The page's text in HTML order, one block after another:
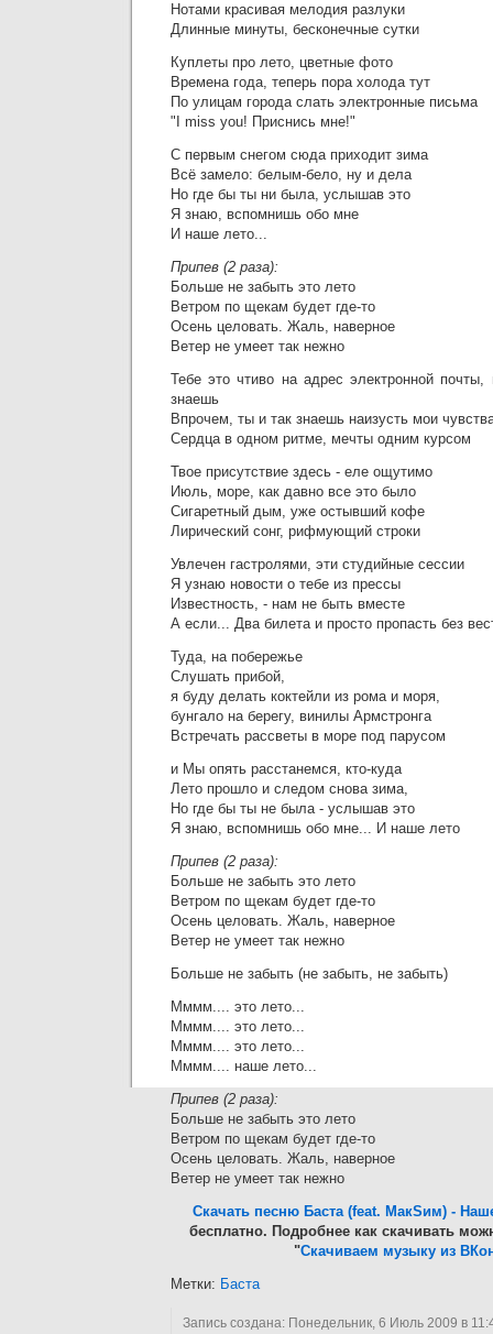
Нотами красивая мелодия разлуки
Длинные минуты, бесконечные сутки
Куплеты про лето, цветные фото
Времена года, теперь пора холода тут
По улицам города слать электронные письма
"I miss you! Приснись мне!"
С первым снегом сюда приходит зима
Всё замело: белым-бело, ну и дела
Но где бы ты ни была, услышав это
Я знаю, вспомнишь обо мне
И наше лето...
Припев (2 раза):
Больше не забыть это лето
Ветром по щекам будет где-то
Осень целовать. Жаль, наверное
Ветер не умеет так нежно
Тебе это чтиво на адрес электронной почты,
знаешь
Впрочем, ты и так знаешь наизусть мои
Сердца в одном ритме, мечты одним курсом
Твое присутствие здесь - еле ощутимо
Июль, море, как давно все это было
Сигаретный дым, уже остывший кофе
Лирический сонг, рифмующий строки
Увлечен гастролями, эти студийные сессии
Я узнаю новости о тебе из прессы
Известность, - нам не быть вместе
А если... Два билета и просто пропасть без
Туда, на побережье
Слушать прибой,
я буду делать коктейли из рома и моря,
бунгало на берегу, винилы Армстронга
Встречать рассветы в море под парусом
и Мы опять расстанемся, кто-куда
Лето прошло и следом снова зима,
Но где бы ты не была - услышав это
Я знаю, вспомнишь обо мне... И наше лето
Припев (2 раза):
Больше не забыть это лето
Ветром по щекам будет где-то
Осень целовать. Жаль, наверное
Ветер не умеет так нежно
Больше не забыть (не забыть, не забыть)
Мммм.... это лето...
Мммм.... это лето...
Мммм.... это лето...
Мммм.... наше лето...
Припев (2 раза):
Больше не забыть это лето
Ветром по щекам будет где-то
Осень целовать. Жаль, наверное
Ветер не умеет так нежно
Скачать песню Баста (feat. МакSим) -
бесплатно. Подробнее как скачивать
"Скачиваем музыку из
Метки: Баста
Запись создана: Понедельник, 6 Июль 2009 в